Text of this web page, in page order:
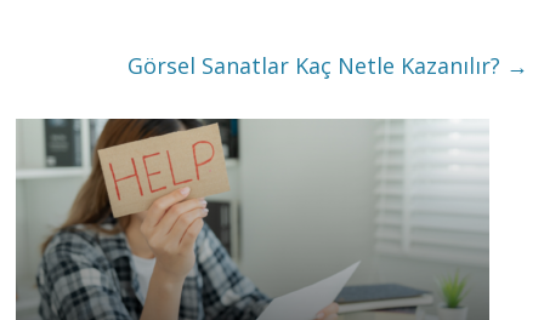
Görsel Sanatlar Kaç Netle Kazanılır? →